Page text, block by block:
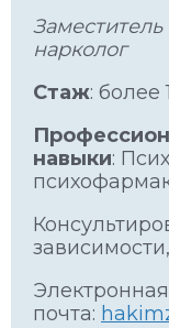
Заместитель
нарколог
Стаж: более
навыки:
Электронная
почта: